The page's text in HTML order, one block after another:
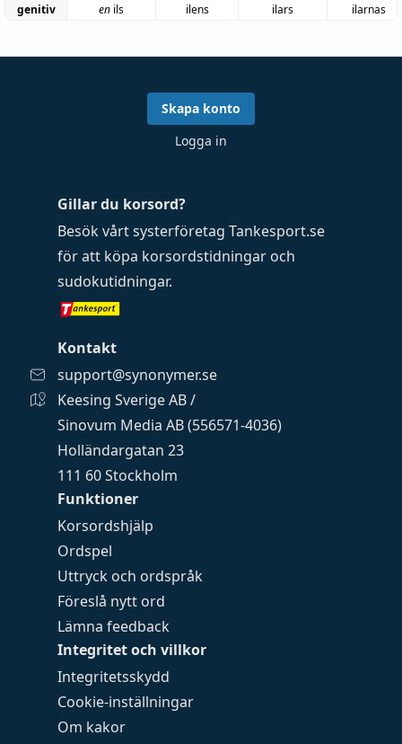
genitiv
en ils ilens ilars ilarnas
Funktioner
Korsordshjälp
Ordspel
Uttryck och ordspråk
Föreslå nytt ord
Lämna feedback
Integritet och villkor
Integritetsskydd
Cookie-inställningar
Om kakor
Gillar du korsord?
Besök vårt systerföretag Tankesport.se
för att köpa korsordstidningar och
sudokutidningar.
Kontakt
support@synonymer.se
Keesing Sverige AB /
Sinovum Media AB (556571-4036)
Holländargatan 23
111 60 Stockholm
Skapa konto
Logga in